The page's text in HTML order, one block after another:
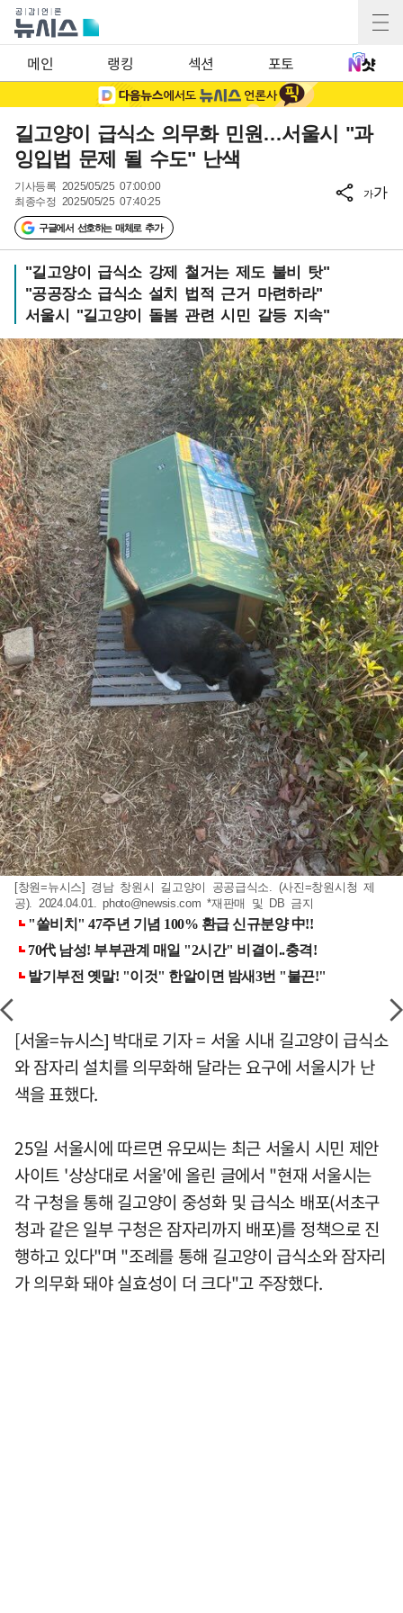
메인 랭킹 섹션 포토
길고양이 급식소 의무화 민원…서울시 "과
잉입법 문제 될 수도" 난색
기사등록 2025/05/25 07:00:00
최종수정 2025/05/25 07:40:25
구글에서 선호하는 매체로 추가
가가
"길고양이 급식소 강제 철거는 제도 불비 탓"
"공공장소 급식소 설치 법적 근거 마련하라"
서울시 "길고양이 돌봄 관련 시민 갈등 지속"
[창원=뉴시스] 경남 창원시 길고양이 공공급식소. (사진=창원시청 제
공). 2024.04.01.photo@newsis.com *재판매 및 DB 금지
[서울=뉴시스] 박대로 기자 = 서울 시내 길고양이 급식소
와 잠자리 설치를 의무화해 달라는 요구에 서울시가 난
색을 표했다.
25일 서울시에 따르면 유모씨는 최근 서울시 시민 제안
사이트 '상상대로 서울'에 올린 글에서 "현재 서울시는
각 구청을 통해 길고양이 중성화 및 급식소 배포(서초구
청과 같은 일부 구청은 잠자리까지 배포)를 정책으로 진
행하고 있다"며 "조례를 통해 길고양이 급식소와 잠자리
가 의무화 돼야 실효성이 더 크다"고 주장했다.